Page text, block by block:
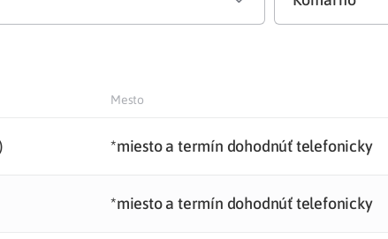
Mesto
*miesto a termín dohodnúť telefonicky
*miesto a termín dohodnúť telefonicky